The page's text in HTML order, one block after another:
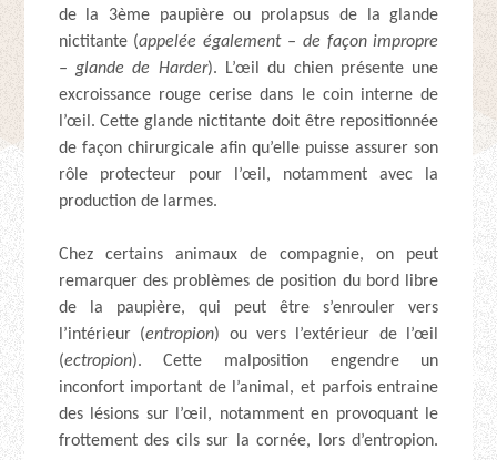
de la 3ème paupière ou prolapsus de la glande
nictitante (appelée également – de façon impropre
– glande de Harder). L’œil du chien présente une
excroissance rouge cerise dans le coin interne de
l’œil. Cette glande nictitante doit être repositionnée
de façon chirurgicale afin qu’elle puisse assurer son
rôle protecteur pour l’œil, notamment avec la
production de larmes.
Chez certains animaux de compagnie, on peut
remarquer des problèmes de position du bord libre
de la paupière, qui peut être s’enrouler vers
l’intérieur (entropion) ou vers l’extérieur de l’œil
(ectropion). Cette malposition engendre un
inconfort important de l’animal, et parfois entraine
des lésions sur l’œil, notamment en provoquant le
frottement des cils sur la cornée, lors d’entropion.